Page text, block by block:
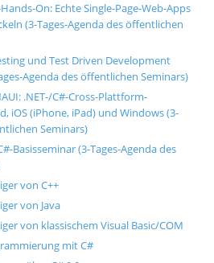
On: Echte Single-Page-Web-Apps
(3-Tages-Agenda des öffentlichen
und Test Driven Development
Agenda des öffentlichen Seminars)
.NET-/C#-Cross-Plattform-
iOS (iPhone, iPad) und Windows (3-
Seminars)
Basisseminar (3-Tages-Agenda des
von C++
von Java
von klassischem Visual Basic/COM
mit C#